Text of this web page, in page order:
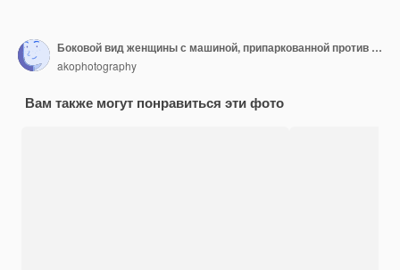
Боковой вид женщины с машиной, припаркованной против деревьев
akophotography
Вам также могут понравиться эти фото